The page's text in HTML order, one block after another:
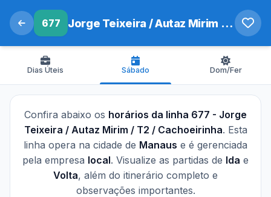
677 Jorge Teixeira / Autaz Mirim / T2 / Cachoeirinha
Dias Úteis Sábado Dom/Fer
Confira abaixo os horários da linha 677 - Jorge
Teixeira / Autaz Mirim / T2 / Cachoeirinha. Esta
linha opera na cidade de Manaus e é gerenciada
pela empresa local. Visualize as partidas de Ida e
Volta, além do itinerário completo e
observações importantes.